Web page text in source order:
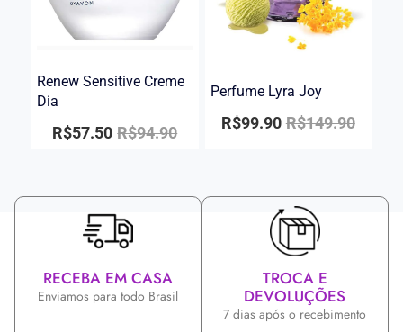
Renew Sensitive Creme
Dia
R$94.90
R$57.50
Perfume Lyra Joy
R$149.90
R$99.90
RECEBA EM CASA
Enviamos para todo Brasil
TROCA E
DEVOLUÇÕES
7 dias após o recebimento